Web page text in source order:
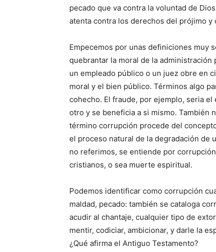
pecado que va contra la voluntad de
atenta contra los derechos del prójimo
Empecemos por unas definiciones muy
quebrantar la moral de la
un empleado público o un juez obre en
moral y el bien público. Términos algo
cohecho. El fraude, por ejemplo, seria
otro y se beneficia a si mismo. También
término corrupción procede del
el proceso natural de la degradación de
no referimos, se entiende por
cristianos, o sea muerte espiritual.
Podemos identificar como corrupción
maldad, pecado: también se cataloga
acudir al chantaje, cualquier tipo de
mentir, codiciar, ambicionar, y darle la
¿Qué afirma el Antiguo Testamento?